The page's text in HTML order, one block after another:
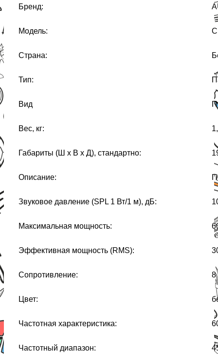
Бренд:
Модель:
Страна:
Тип:
Вид
Вес, кг:
Габариты (Ш х В х Д), стандартно:
Описание:
Звуковое давление (SPL 1 Вт/1 м), дБ:
Максимальная мощность:
Эффективная мощность (RMS):
Сопротивление: 8
Цвет:
Частотная характеристика:
Частотный диапазон: